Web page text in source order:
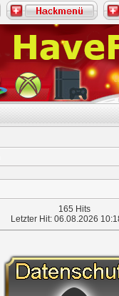
165 Hits
Letzter Hit: 06.08.2026